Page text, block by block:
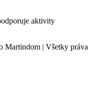
aktivity
Martindom | Všetky práva